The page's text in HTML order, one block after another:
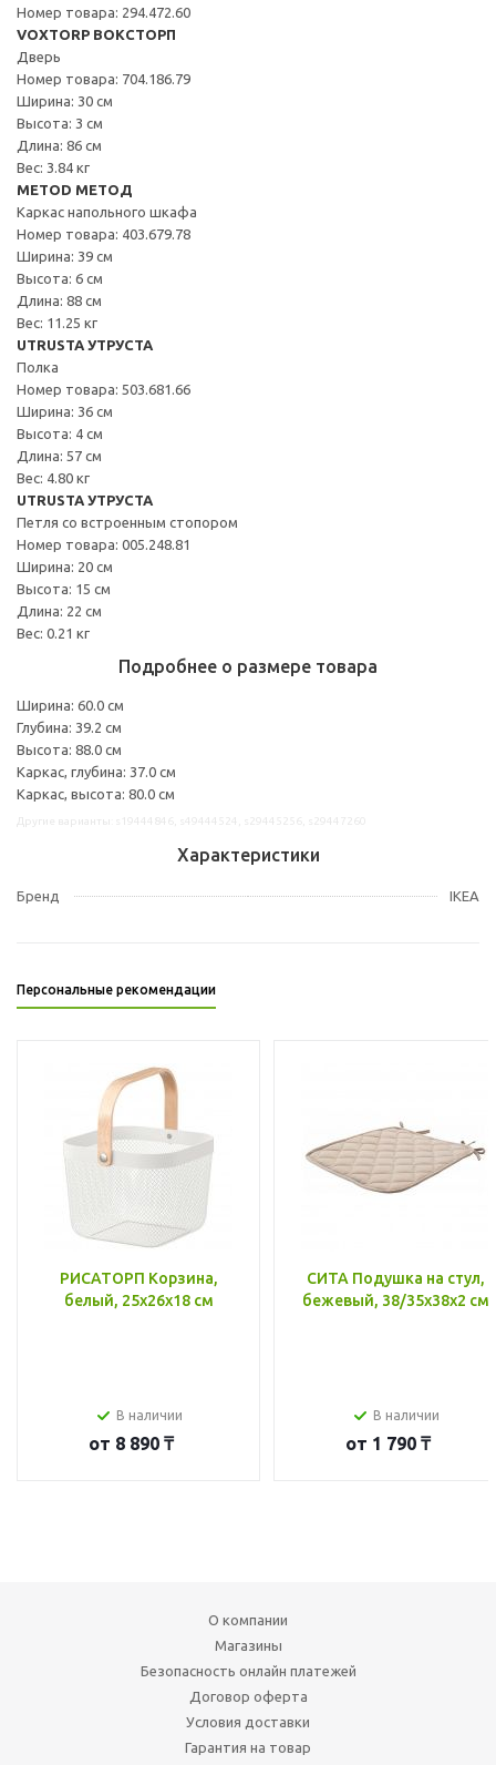
Номер товара: 294.472.60
VOXTORP ВОКСТОРП
Дверь
Номер товара: 704.186.79
Ширина: 30 см
Высота: 3 см
Длина: 86 см
Вес: 3.84 кг
METOD МЕТОД
Каркас напольного шкафа
Номер товара: 403.679.78
Ширина: 39 см
Высота: 6 см
Длина: 88 см
Вес: 11.25 кг
UTRUSTA УТРУСТА
Полка
Номер товара: 503.681.66
Ширина: 36 см
Высота: 4 см
Длина: 57 см
Вес: 4.80 кг
UTRUSTA УТРУСТА
Петля со встроенным стопором
Номер товара: 005.248.81
Ширина: 20 см
Высота: 15 см
Длина: 22 см
Вес: 0.21 кг
Подробнее о размере товара
Ширина: 60.0 см
Глубина: 39.2 см
Высота: 88.0 см
Каркас, глубина: 37.0 см
Каркас, высота: 80.0 см
Характеристики
Бренд IKEA
Персональные рекомендации
РИСАТОРП Корзина,
белый, 25x26x18 см
В наличии
от 8 890 ₸
СИТА Подушка на стул,
бежевый, 38/35x38x2 см
В наличии
от 1 790 ₸
О компании
Магазины
Безопасность онлайн платежей
Договор оферта
Условия доставки
Гарантия на товар